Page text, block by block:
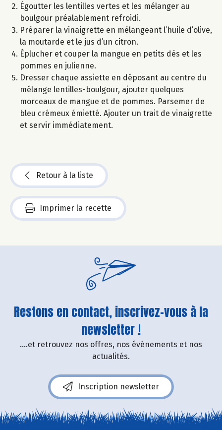
Égoutter les lentilles vertes et les mélanger au
boulgour préalablement refroidi.
Préparer la vinaigrette en mélangeant l’huile d’olive,
la moutarde et le jus d’un citron.
Éplucher et couper la mangue en petits dés et les
pommes en julienne.
Dresser chaque assiette en déposant au centre du
mélange lentilles-boulgour, ajouter quelques
morceaux de mangue et de pommes. Parsemer de
bleu crémeux émietté. Ajouter un trait de vinaigrette
et servir immédiatement.
Retour à la liste
Imprimer la recette
Restons en contact, inscrivez-vous à la
newsletter !
....et retrouvez nos offres, nos événements et nos
actualités.
Inscription newsletter